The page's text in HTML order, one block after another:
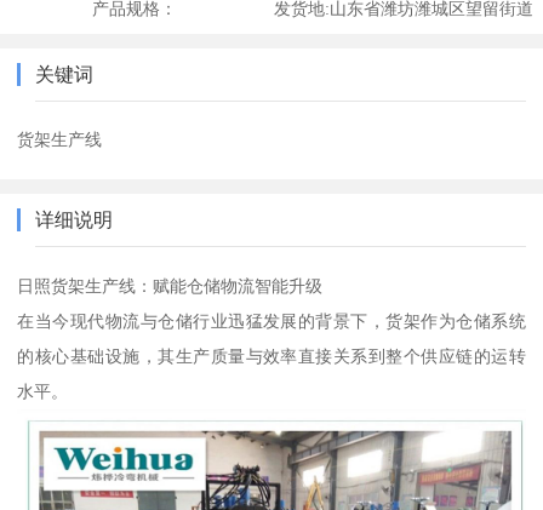
产品规格： 发货地:山东省潍坊潍城区望留街道
关键词
货架生产线
详细说明
日照货架生产线：赋能仓储物流智能升级
在当今现代物流与仓储行业迅猛发展的背景下，货架作为仓储系统
的核心基础设施，其生产质量与效率直接关系到整个供应链的运转
水平。